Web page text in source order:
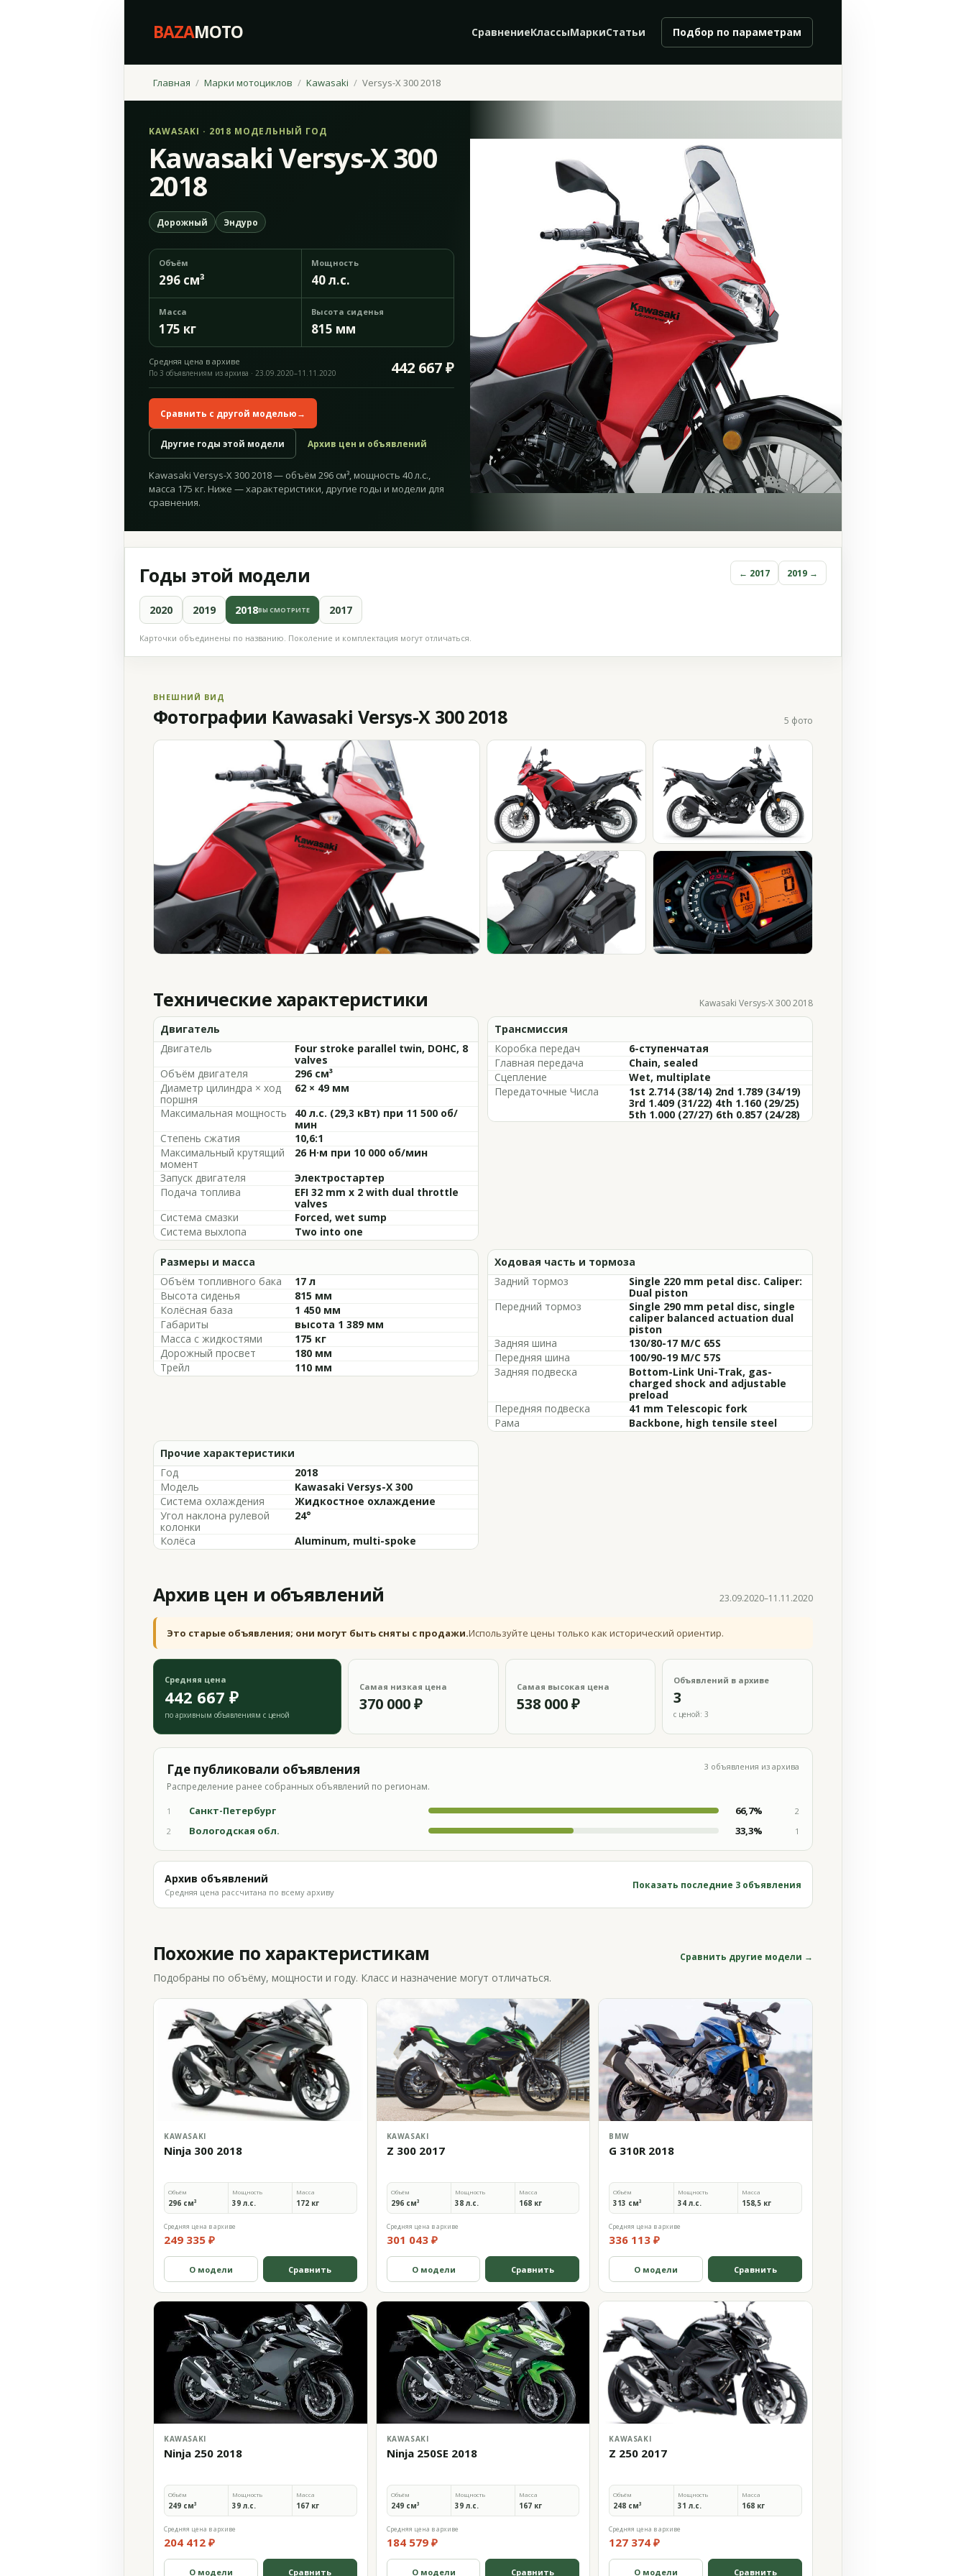
BAZAMOTO СравнениеКлассыМаркиСтатьи Подбор по параметрам
Главная Марки мотоциклов Kawasaki Versys-X 300 2018
KAWASAKI · 2018 МОДЕЛЬНЫЙ ГОД
Kawasaki Versys-X 300
2018
Дорожный Эндуро
Объём
296 см³
Мощность
40 л.с.
Масса
175 кг
Высота сиденья
815 мм
Средняя цена в архиве 442 667 ₽
По 3 объявлениям из архива · 23.09.2020–11.11.2020
Сравнить с другой моделью→
Другие годы этой модели Архив цен и объявлений
Kawasaki Versys-X 300 2018 — объём 296 см³, мощность 40 л.с.,
масса 175 кг. Ниже — характеристики, другие годы и модели для
сравнения.
Годы этой модели ← 2017 2019 →
2020 2019 2018ВЫ СМОТРИТЕ 2017
Карточки объединены по названию. Поколение и комплектация могут отличаться.
ВНЕШНИЙ ВИД
Фотографии Kawasaki Versys-X 300 2018 5 фото
Технические характеристики Kawasaki Versys-X 300 2018
Двигатель
Двигатель
Four stroke parallel twin, DOHC, 8
valves
Объём двигателя
296 см³
Диаметр цилиндра × ход
поршня
62 × 49 мм
Максимальная мощность
40 л.с. (29,3 кВт) при 11 500 об/
мин
Степень сжатия
10,6:1
Максимальный крутящий
момент
26 Н·м при 10 000 об/мин
Запуск двигателя
Электростартер
Подача топлива
EFI 32 mm x 2 with dual throttle
valves
Система смазки
Forced, wet sump
Система выхлопа
Two into one
Трансмиссия
Коробка передач
6-ступенчатая
Главная передача
Chain, sealed
Сцепление
Wet, multiplate
Передаточные Числа
1st 2.714 (38/14) 2nd 1.789 (34/19)
3rd 1.409 (31/22) 4th 1.160 (29/25)
5th 1.000 (27/27) 6th 0.857 (24/28)
Размеры и масса
Объём топливного бака
17 л
Высота сиденья
815 мм
Колёсная база
1 450 мм
Габариты
высота 1 389 мм
Масса с жидкостями
175 кг
Дорожный просвет
180 мм
Трейл
110 мм
Ходовая часть и тормоза
Задний тормоз
Single 220 mm petal disc. Caliper:
Dual piston
Передний тормоз
Single 290 mm petal disc, single
caliper balanced actuation dual
piston
Задняя шина
130/80-17 M/C 65S
Передняя шина
100/90-19 M/C 57S
Задняя подвеска
Bottom-Link Uni-Trak, gas-
charged shock and adjustable
preload
Передняя подвеска
41 mm Telescopic fork
Рама
Backbone, high tensile steel
Прочие характеристики
Год
2018
Модель
Kawasaki Versys-X 300
Система охлаждения
Жидкостное охлаждение
Угол наклона рулевой
колонки
24°
Колёса
Aluminum, multi-spoke
Архив цен и объявлений 23.09.2020–11.11.2020
Это старые объявления; они могут быть сняты с продажи.Используйте цены только как исторический ориентир.
Средняя цена
442 667 ₽
по архивным объявлениям с ценой
Самая низкая цена
370 000 ₽
Самая высокая цена
538 000 ₽
Объявлений в архиве
3
с ценой: 3
Где публиковали объявления
Распределение ранее собранных объявлений по регионам.
3 объявления из архива
1 Санкт-Петербург 66,7%
2
2
Вологодская обл. 33,3% 1
Архив объявлений
Средняя цена рассчитана по всему архиву
Показать последние 3 объявления
Похожие по характеристикам Сравнить другие модели →
Подобраны по объёму, мощности и году. Класс и назначение могут отличаться.
KAWASAKI
Ninja 300 2018
Объём
296 см³
Мощность
39 л.с.
Масса
172 кг
Средняя цена в архиве
249 335 ₽
О модели Сравнить
KAWASAKI
Z 300 2017
Объём
296 см³
Мощность
38 л.с.
Масса
168 кг
Средняя цена в архиве
301 043 ₽
О модели Сравнить
BMW
G 310R 2018
Объём
313 см³
Мощность
34 л.с.
Масса
158,5 кг
Средняя цена в архиве
336 113 ₽
О модели Сравнить
KAWASAKI
Ninja 250 2018
Объём
249 см³
Мощность
39 л.с.
Масса
167 кг
Средняя цена в архиве
204 412 ₽
О модели Сравнить
KAWASAKI
Ninja 250SE 2018
Объём
249 см³
Мощность
39 л.с.
Масса
167 кг
Средняя цена в архиве
184 579 ₽
О модели Сравнить
KAWASAKI
Z 250 2017
Объём
248 см³
Мощность
31 л.с.
Масса
168 кг
Средняя цена в архиве
127 374 ₽
О модели Сравнить